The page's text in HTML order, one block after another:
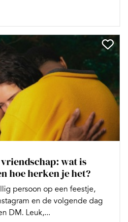
wat is
hoe herken je het?
persoon op een feestje,
en de volgende dag
DM. Leuk,...